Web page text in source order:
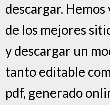
descargar.
de los mejores
y descargar un
tanto editable
pdf, generado